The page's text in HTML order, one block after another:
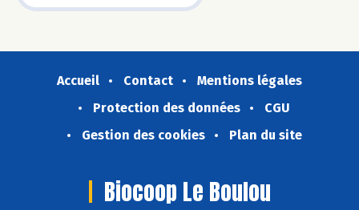
Accueil Contact
Mentions légales
Protection des données
CGU
Gestion des cookies
Plan du site
Biocoop Le Boulou